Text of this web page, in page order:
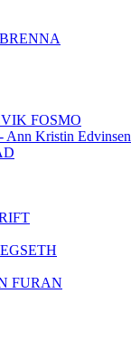
FOSMO
Ann Kristin Edvinsen
FURAN